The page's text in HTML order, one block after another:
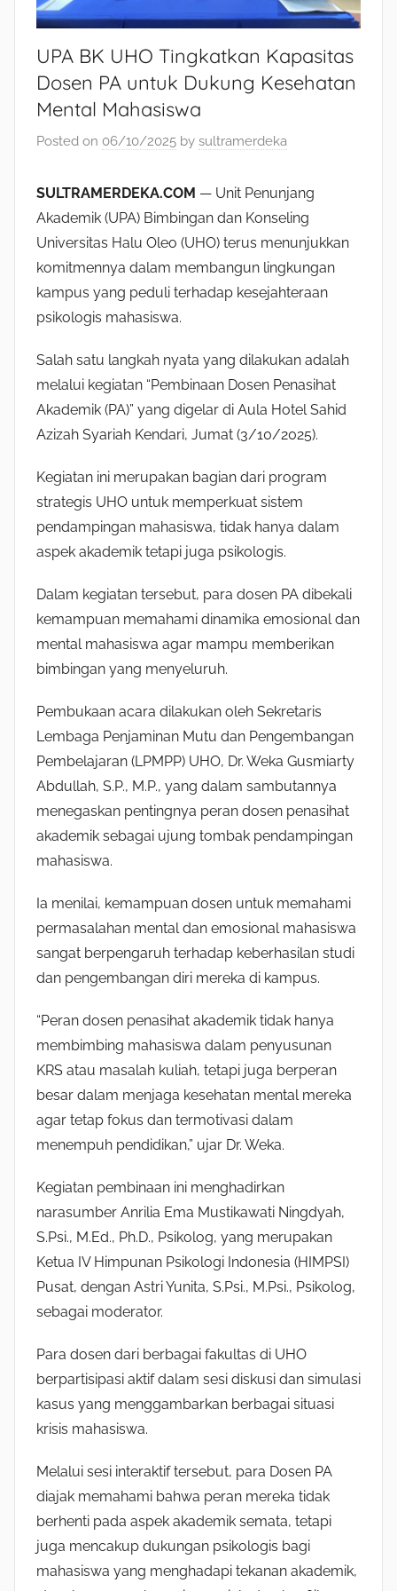
UPA BK UHO Tingkatkan Kapasitas
Dosen PA untuk Dukung Kesehatan
Mental Mahasiswa
Posted on 06/10/2025 by sultramerdeka
SULTRAMERDEKA.COM — Unit Penunjang
Akademik (UPA) Bimbingan dan Konseling
Universitas Halu Oleo (UHO) terus menunjukkan
komitmennya dalam membangun lingkungan
kampus yang peduli terhadap kesejahteraan
psikologis mahasiswa.
Salah satu langkah nyata yang dilakukan adalah
melalui kegiatan “Pembinaan Dosen Penasihat
Akademik (PA)” yang digelar di Aula Hotel Sahid
Azizah Syariah Kendari, Jumat (3/10/2025).
Kegiatan ini merupakan bagian dari program
strategis UHO untuk memperkuat sistem
pendampingan mahasiswa, tidak hanya dalam
aspek akademik tetapi juga psikologis.
Dalam kegiatan tersebut, para dosen PA dibekali
kemampuan memahami dinamika emosional dan
mental mahasiswa agar mampu memberikan
bimbingan yang menyeluruh.
Pembukaan acara dilakukan oleh Sekretaris
Lembaga Penjaminan Mutu dan Pengembangan
Pembelajaran (LPMPP) UHO, Dr. Weka Gusmiarty
Abdullah, S.P., M.P., yang dalam sambutannya
menegaskan pentingnya peran dosen penasihat
akademik sebagai ujung tombak pendampingan
mahasiswa.
Ia menilai, kemampuan dosen untuk memahami
permasalahan mental dan emosional mahasiswa
sangat berpengaruh terhadap keberhasilan studi
dan pengembangan diri mereka di kampus.
“Peran dosen penasihat akademik tidak hanya
membimbing mahasiswa dalam penyusunan
KRS atau masalah kuliah, tetapi juga berperan
besar dalam menjaga kesehatan mental mereka
agar tetap fokus dan termotivasi dalam
menempuh pendidikan,” ujar Dr. Weka.
Kegiatan pembinaan ini menghadirkan
narasumber Anrilia Ema Mustikawati Ningdyah,
S.Psi., M.Ed., Ph.D., Psikolog, yang merupakan
Ketua IV Himpunan Psikologi Indonesia (HIMPSI)
Pusat, dengan Astri Yunita, S.Psi., M.Psi., Psikolog,
sebagai moderator.
Para dosen dari berbagai fakultas di UHO
berpartisipasi aktif dalam sesi diskusi dan simulasi
kasus yang menggambarkan berbagai situasi
krisis mahasiswa.
Melalui sesi interaktif tersebut, para Dosen PA
diajak memahami bahwa peran mereka tidak
berhenti pada aspek akademik semata, tetapi
juga mencakup dukungan psikologis bagi
mahasiswa yang menghadapi tekanan akademik,